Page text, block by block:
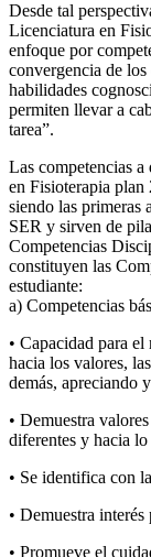
Desde tal
Licenciatura en
enfoque por
convergencia de
habilidades
permiten llevar a
tarea”.
Las competencias
en Fisioterapia
siendo las primeras
SER y sirven de
Competencias
constituyen las
estudiante:
a) Competencias
• Capacidad para
hacia los valores,
demás, apreciando
• Demuestra
diferentes y hacia
• Se identifica con
• Demuestra
• Promueve el